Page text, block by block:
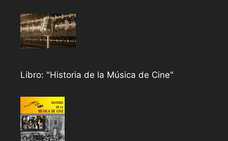
Libro: "Historia de la Música de Cine"